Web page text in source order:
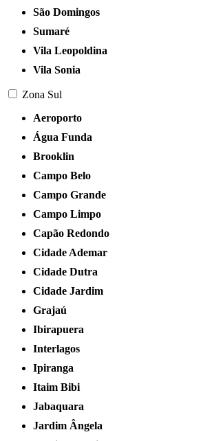
São Domingos
Sumaré
Vila Leopoldina
Vila Sonia
Zona Sul
Aeroporto
Água Funda
Brooklin
Campo Belo
Campo Grande
Campo Limpo
Capão Redondo
Cidade Ademar
Cidade Dutra
Cidade Jardim
Grajaú
Ibirapuera
Interlagos
Ipiranga
Itaim Bibi
Jabaquara
Jardim Ângela